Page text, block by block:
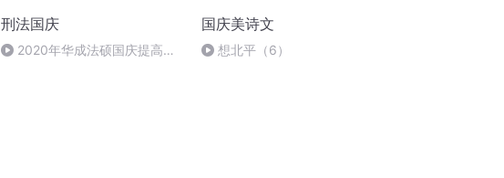
刑法国庆
2020年华成法硕国庆提高班
国庆美诗文
想北平（6）